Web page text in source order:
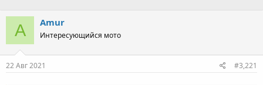
A Amur
Интересующийся мото
22 Авг 2021 #3,221